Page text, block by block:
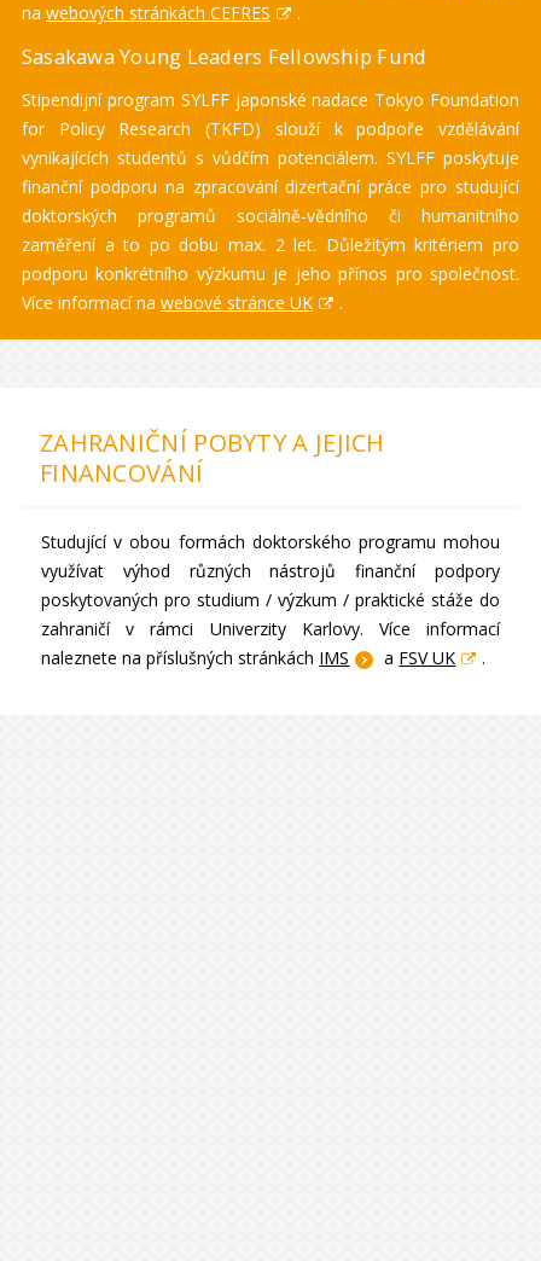
na webových stránkách CEFRES .
Sasakawa Young Leaders Fellowship Fund
Stipendijní program SYLFF japonské nadace Tokyo Foundation
for Policy Research (TKFD) slouží k podpoře vzdělávání
vynikajících studentů s vůdčím potenciálem. SYLFF poskytuje
finanční podporu na zpracování dizertační práce pro studující
doktorských programů sociálně-vědního či humanitního
zaměření a to po dobu max. 2 let. Důležitým kritériem pro
podporu konkrétního výzkumu je jeho přínos pro společnost.
Více informací na webové stránce UK .
ZAHRANIČNÍ POBYTY A JEJICH
FINANCOVÁNÍ
Studující v obou formách doktorského programu mohou
využívat výhod různých nástrojů finanční podpory
poskytovaných pro studium / výzkum / praktické stáže do
zahraničí v rámci Univerzity Karlovy. Více informací
naleznete na příslušných stránkách IMS a FSV UK .